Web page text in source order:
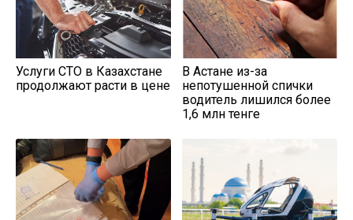
Услуги СТО в Казахстане
продолжают расти в цене
В Астане из-за
непотушенной спички
водитель лишился более
1,6 млн тенге